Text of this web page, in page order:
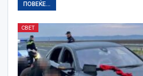
ПОВЕЌЕ...
СВЕТ